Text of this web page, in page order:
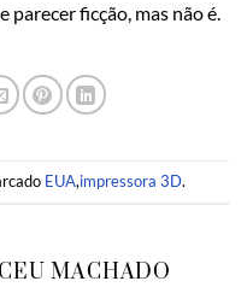
ficção, mas não é.
EUA,impressora 3D.
MACHADO